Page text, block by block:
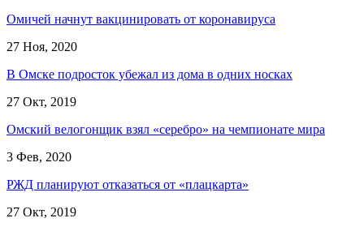
Омичей начнут вакцинировать от коронавируса
27 Ноя, 2020
В Омске подросток убежал из дома в одних носках
27 Окт, 2019
Омский велогонщик взял «серебро» на чемпионате мира
3 Фев, 2020
РЖД планируют отказаться от «плацкарта»
27 Окт, 2019